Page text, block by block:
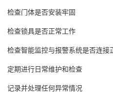
检查门体是否安装牢固
检查锁具是否正常工作
检查智能监控与报警系统是否连接
定期进行日常维护和检查
记录并处理任何异常情况